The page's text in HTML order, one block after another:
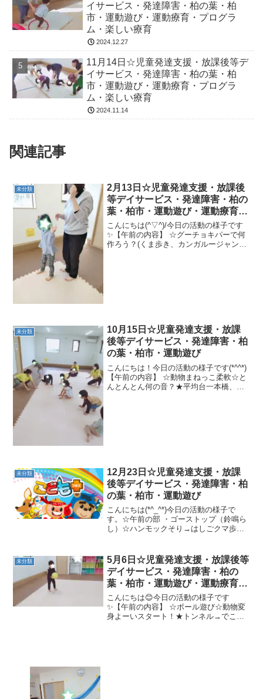
イサービス・発達障害・柏の葉・柏
市・運動遊び・運動療育・プログラ
ム・楽しい療育
2024.12.27
11月14日☆児童発達支援・放課後等デ
イサービス・発達障害・柏の葉・柏
市・運動遊び・運動療育・プログラ
ム・楽しい療育
2024.11.14
関連記事
未分類
2月13日☆児童発達支援・放課後
等デイサービス・発達障害・柏の
葉・柏市・運動遊び・運動療育・
プログラム・楽しい療育
こんにちは(^▽^)/今日の活動の様子です
✨【午前の内容】 ☆グーチョキパーで何
作ろう？(くま歩き、カンガルージャン
未分類
10月15日☆児童発達支援・放課
後等デイサービス・発達障害・柏
の葉・柏市・運動遊び
こんにちは！今日の活動の様子です(*^^*)
【午前の内容】 ☆動物まねっこ柔軟☆と
んとんとん何の音？★平均台一本橋、カ
未分類
12月23日☆児童発達支援・放課
後等デイサービス・発達障害・柏
の葉・柏市・運動遊び
こんにちは(*^_^*)今日の活動の様子で
す。☆午前の部 ・ゴーストップ（鈴鳴ら
し）☆ハンモックそり→はしごクマ歩き
んが転んだ☆午後の部 ・柔軟体操（バラ
ンス4種）・大...
未分類
5月6日☆児童発達支援・放課後等
デイサービス・発達障害・柏の
葉・柏市・運動遊び・運動療育・
プログラム・楽しい療育
こんにちは😊今日の活動の様子です
✨【午前の内容】 ☆ボール遊び☆動物変
身よーいスタート！★トンネル→でこぼ